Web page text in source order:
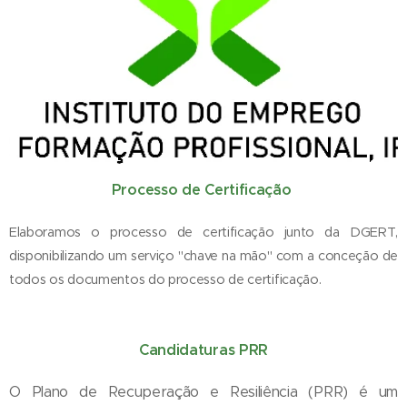
Processo de Certificação
Elaboramos o processo de certificação junto da DGERT,
disponibilizando um serviço "chave na mão" com a conceção de
todos os documentos do processo de certificação.
Candidaturas PRR
O Plano de Recuperação e Resiliência (PRR) é um